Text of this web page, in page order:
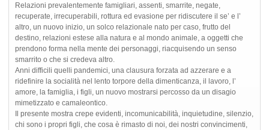
Relazioni prevalentemente famigliari, assenti, smarrite, negate,
recuperate, irrecuperabili, rottura ed evasione per ridiscutere il se’ e l’
altro, un nuovo inizio, un solco relazionale nato per caso, frutto del
destino, relazioni estese alla natura e al mondo animale, a oggetti che
prendono forma nella mente dei personaggi, riacquisendo un senso
smarrito o che si credeva altro.
Anni difficili quelli pandemici, una clausura forzata ad azzerare e a
ridefinire la socialità nel lento torpore della dimenticanza, il lavoro, l’
amore, la famiglia, i figli, un nuovo mostrarsi percosso da un disagio
mimetizzato e camaleontico.
Il presente mostra crepe evidenti, incomunicabilità, inquietudine, silenzio,
chi sono i propri figli, che cosa è rimasto di noi, dei nostri convincimenti,